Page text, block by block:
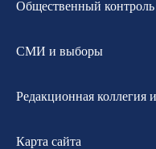
Общественный контроль
СМИ и выборы
Редакционная коллегия
Карта сайта